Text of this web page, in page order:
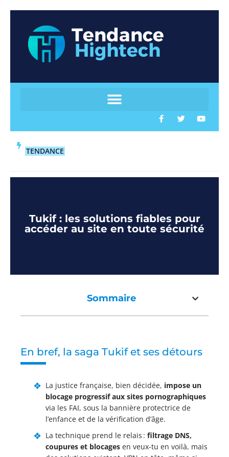
TENDANCE
Tukif : les solutions fiables pour
accéder au site en toute sécurité
Sommaire
En bref, la saga Tukif et ses détours
La justice française, bien décidée, impose un
blocage progressif aux sites pornographiques
via les FAI, sous la bannière protectrice de
l’enfance et de la vérification d’âge.
La technique prend le relais : filtrage DNS,
coupures et blocages en veux-tu en voilà, mais